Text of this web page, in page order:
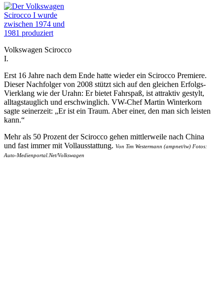
Volkswagen Scirocco
I.
Erst 16 Jahre nach dem Ende hatte wieder ein Scirocco Premiere.
Dieser Nachfolger von 2008 stützt sich auf den gleichen Erfolgs-
Vierklang wie der Urahn: Er bietet Fahrspaß, ist attraktiv gestylt,
alltagstauglich und erschwinglich. VW-Chef Martin Winterkorn
sagte seinerzeit: „Er ist ein Traum. Aber einer, den man sich leisten
kann.“
Mehr als 50 Prozent der Scirocco gehen mittlerweile nach China
und fast immer mit Vollausstattung. Von Tim Westermann (ampnet/tw) Fotos:
Auto-Medienportal.Net/Volkswagen